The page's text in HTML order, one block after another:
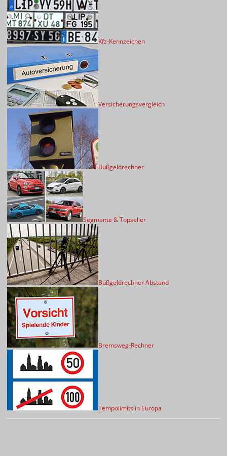
Kfz-Kennzeichen
Versicherungsvergleich
Bußgeldrechner
Segmente & Topseller
Bußgeldrechner Abstand
Bremsweg-Rechner
Tempolimits in Europa